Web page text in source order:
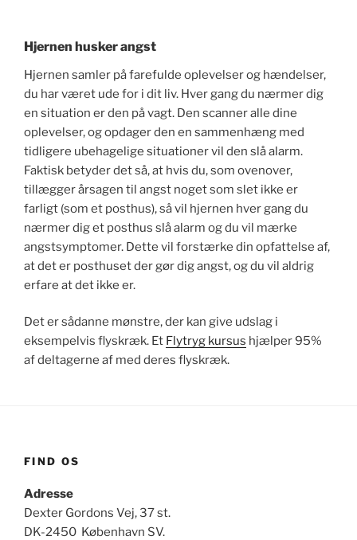
Hjernen husker angst
Hjernen samler på farefulde oplevelser og hændelser,
du har været ude for i dit liv. Hver gang du nærmer dig
en situation er den på vagt. Den scanner alle dine
oplevelser, og opdager den en sammenhæng med
tidligere ubehagelige situationer vil den slå alarm.
Faktisk betyder det så, at hvis du, som ovenover,
tillægger årsagen til angst noget som slet ikke er
farligt (som et posthus), så vil hjernen hver gang du
nærmer dig et posthus slå alarm og du vil mærke
angstsymptomer. Dette vil forstærke din opfattelse af,
at det er posthuset der gør dig angst, og du vil aldrig
erfare at det ikke er.
Det er sådanne mønstre, der kan give udslag i
eksempelvis flyskræk. Et Flytryg kursus hjælper 95%
af deltagerne af med deres flyskræk.
FIND OS
Adresse
Dexter Gordons Vej, 37 st.
DK-2450 København SV.